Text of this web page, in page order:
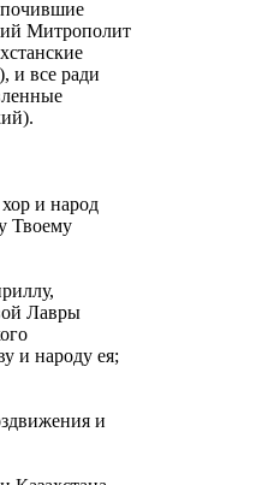
Митрополит
и все ради
и народ
Твоему
Лавры
и народу ея;
и